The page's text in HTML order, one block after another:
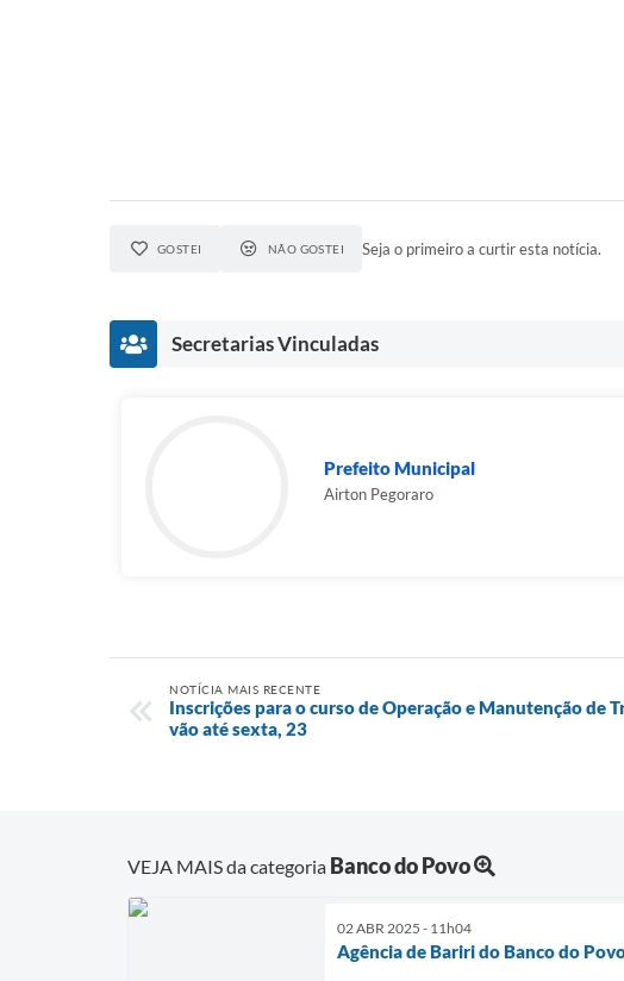
GOSTEI NÃO GOSTEI Seja o primeiro a curtir esta notícia.
Secretarias Vinculadas
Prefeito Municipal
Airton Pegoraro
NOTÍCIA MAIS RECENTE
Inscrições para o curso de Operação e Manutenção de
vão até sexta, 23
VEJA MAIS da categoria Banco do Povo
02 ABR 2025 - 11h04
Agência de Bariri do Banco do